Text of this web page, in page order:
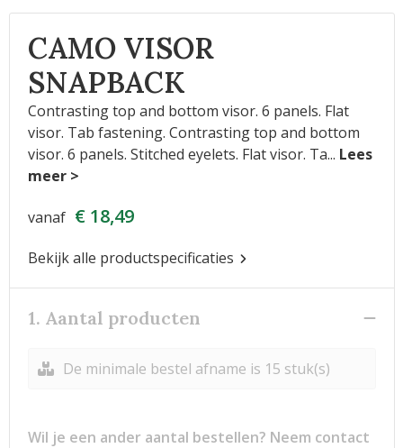
CAMO VISOR
SNAPBACK
Contrasting top and bottom visor. 6 panels. Flat
visor. Tab fastening. Contrasting top and bottom
visor. 6 panels. Stitched eyelets. Flat visor. Ta...
vanaf € 18,49
Bekijk alle productspecificaties
1. Aantal producten
De minimale bestel afname is 15 stuk(s)
Wil je een ander aantal bestellen? Neem contact